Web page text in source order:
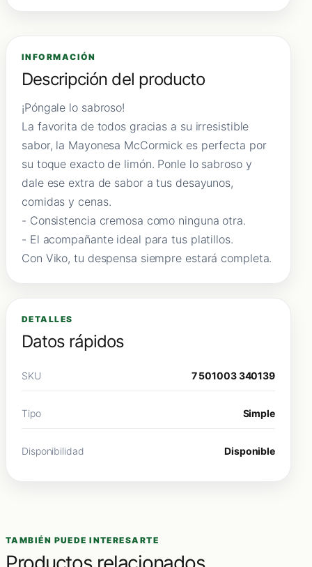
INFORMACIÓN
Descripción del producto
¡Póngale lo sabroso!
La favorita de todos gracias a su irresistible
sabor, la Mayonesa McCormick es perfecta por
su toque exacto de limón. Ponle lo sabroso y
dale ese extra de sabor a tus desayunos,
comidas y cenas.
- Consistencia cremosa como ninguna otra.
- El acompañante ideal para tus platillos.
Con Viko, tu despensa siempre estará completa.
DETALLES
Datos rápidos
SKU 7 501003 340139
Tipo Simple
Disponibilidad Disponible
TAMBIÉN PUEDE INTERESARTE